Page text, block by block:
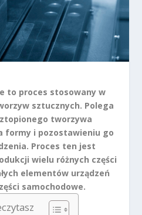
to proces stosowany w
sztucznych. Polega
tworzywa
formy i pozostawieniu go
Proces ten jest
wielu różnych części
elementów urządzeń
samochodowe.